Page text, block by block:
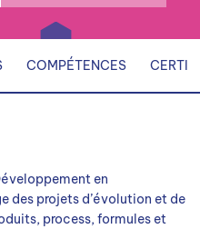
COMPÉTENCES
en
des projets d’évolution et de
process, formules et